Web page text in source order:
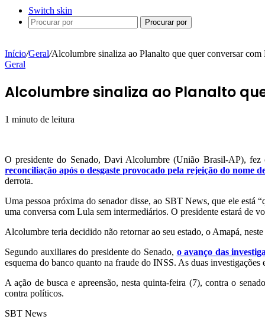
Switch skin
Procurar por
Início/Geral/Alcolumbre sinaliza ao Planalto que quer conversar com
Geral
Alcolumbre sinaliza ao Planalto
1 minuto de leitura
O presidente do Senado, Davi Alcolumbre (União Brasil-AP),
reconciliação após o desgaste provocado pela rejeição do nome
derrota.
Uma pessoa próxima do senador disse, ao SBT News, que ele está
uma conversa com Lula sem intermediários. O presidente estará de
Alcolumbre teria decidido não retornar ao seu estado, o Amapá,
Segundo auxiliares do presidente do Senado, o avanço das
esquema do banco quanto na fraude do INSS. As duas
A ação de busca e apreensão, nesta quinta-feira (7), contra o
contra políticos.
SBT News